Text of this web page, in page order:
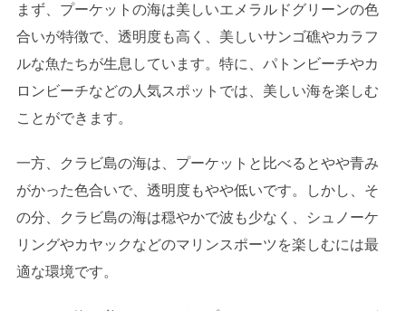
まず、プーケットの海は美しいエメラルドグリーンの色
合いが特徴で、透明度も高く、美しいサンゴ礁やカラフ
ルな魚たちが生息しています。特に、パトンビーチやカ
ロンビーチなどの人気スポットでは、美しい海を楽しむ
ことができます。
一方、クラビ島の海は、プーケットと比べるとやや青み
がかった色合いで、透明度もやや低いです。しかし、そ
の分、クラビ島の海は穏やかで波も少なく、シュノーケ
リングやカヤックなどのマリンスポーツを楽しむには最
適な環境です。